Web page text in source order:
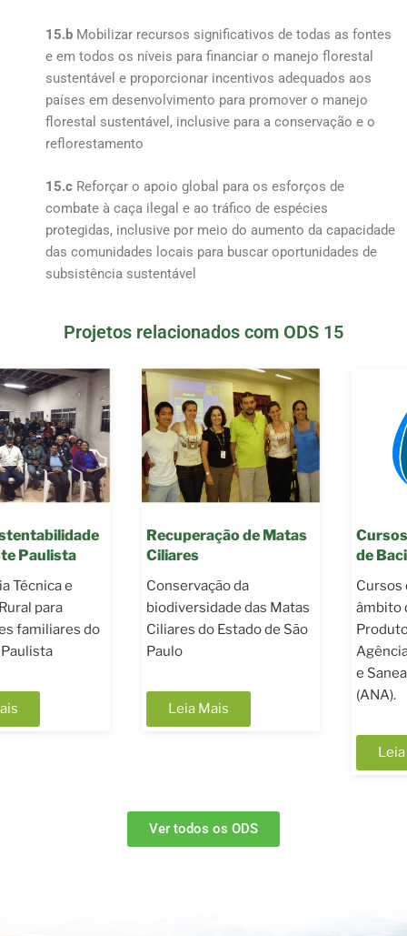
15.b Mobilizar recursos significativos de todas as fontes
e em todos os níveis para financiar o manejo florestal
sustentável e proporcionar incentivos adequados aos
países em desenvolvimento para promover o manejo
florestal sustentável, inclusive para a conservação e o
reflorestamento
15.c Reforçar o apoio global para os esforços de
combate à caça ilegal e ao tráfico de espécies
protegidas, inclusive por meio do aumento da capacidade
das comunidades locais para buscar oportunidades de
subsistência sustentável
Projetos relacionados com ODS 15
Recuperação de Matas
Ciliares
Conservação da
biodiversidade das Matas
Ciliares do Estado de São
Paulo
Cursos de Revitalização
de Bacias Hidrográficas
Cursos de capacitação no
âmbito do Programa
Produtor de Água da
Agência Nacional de Água
e Saneamento Básico
(ANA).
Ver todos os ODS